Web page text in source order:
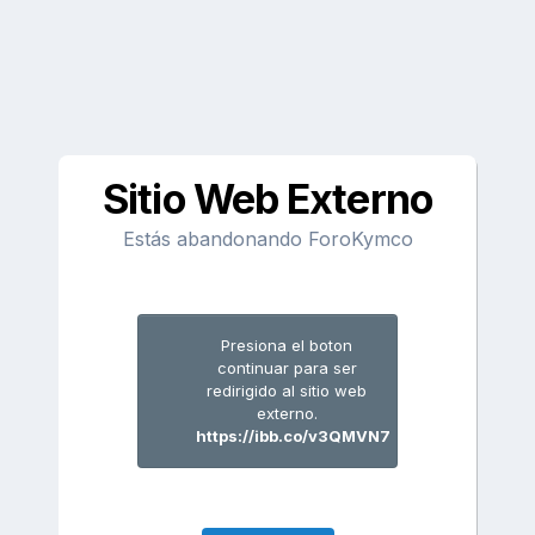
Sitio Web Externo
Estás abandonando ForoKymco
Presiona el boton
continuar para ser
redirigido al sitio web
externo.
https://ibb.co/v3QMVN7